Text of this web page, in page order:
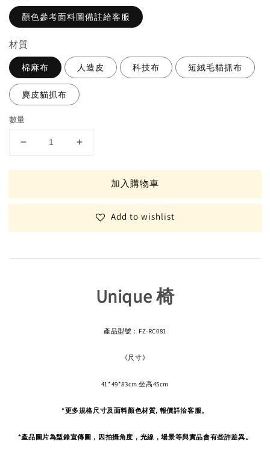
顏色參考面料圖備註給客服
材質
棉麻布 人造皮 科技布 短絨毛貓抓布
麂皮貓抓布
數量
加入購物車
Add to wishlist
Unique 椅
產品型號：FZ-RC081
《尺寸》
41*49*83cm 坐高45cm
*更多規格尺寸及面料顏色材質, 報價詳洽客服。
*產品圖片為型錄宣傳圖，因拍攝角度， 光線，場景等與實品會有些許差異。